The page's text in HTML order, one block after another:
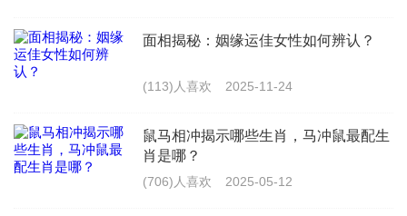
方式保护自己，避免过于投入，以免受到伤害。
摩羯座男生同样具有追求完美的性格特点。他们
对待感情认真负责，但在表达上可能显得有些冷淡。
面相揭秘：姻缘运佳女性如何辨认？
(113)人喜欢 2025-11-24
鼠马相冲揭示哪些生肖，马冲鼠最配生
肖是哪？
(706)人喜欢 2025-05-12